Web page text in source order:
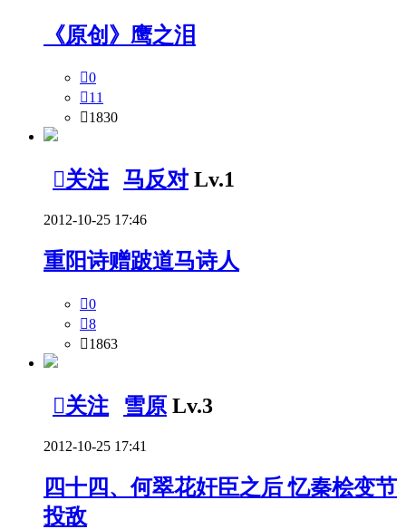
《原创》鹰之泪
0
11
1830
关注 马反对 Lv.1
2012-10-25 17:46
重阳诗赠跛道马诗人
0
8
1863
关注 雪原 Lv.3
2012-10-25 17:41
四十四、何翠花奸臣之后 忆秦桧变节
投敌